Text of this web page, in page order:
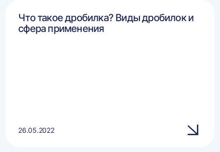
Что такое дробилка? Виды дробилок и
сфера применения
26.05.2022